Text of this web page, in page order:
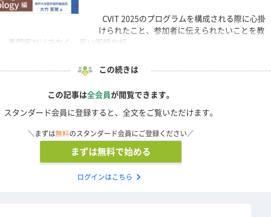
CVIT 2025のプログラムを構成される際に心掛
けられたこと、参加者に伝えられたいことを教
専門家だけでなく、若い医師や初...
この続きは
この記事は全会員が閲覧できます。
スタンダード会員に登録すると、全文をご覧いただけます。
＼まずは無料のスタンダード会員にご登録ください／
まずは無料で始める
ログインはこちら chevron_right